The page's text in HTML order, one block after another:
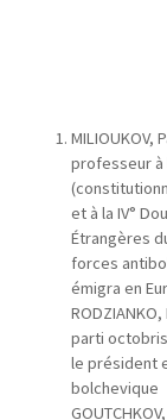
MILIOUKOV,
professeur à
et à la IV°
Étrangères
forces
émigra en
parti
le président
bolchevique